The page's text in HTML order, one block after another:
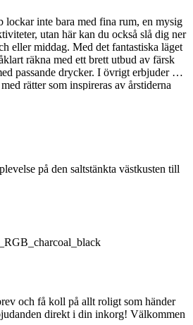
lockar inte bara med fina rum, en mysig
utan här kan du också slå dig ner
eller middag. Med det fantastiska läget
räkna med ett brett utbud av färsk
passande drycker. I övrigt erbjuder vi
rätter som inspireras av årstiderna
för det klassiska mathantverket. Här
rakt igenom.
på den saltstänkta västkusten till
och få koll på allt roligt som händer
direkt i din inkorg! Välkommen